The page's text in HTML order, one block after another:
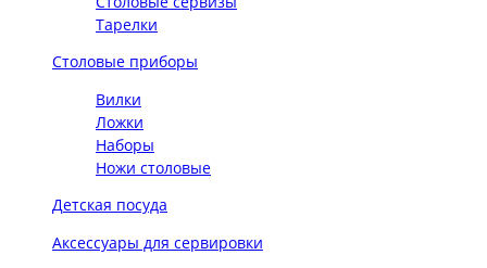
Тарелки
Столовые приборы
Вилки
Ложки
Наборы
Ножи столовые
Детская посуда
Аксессуары для сервировки